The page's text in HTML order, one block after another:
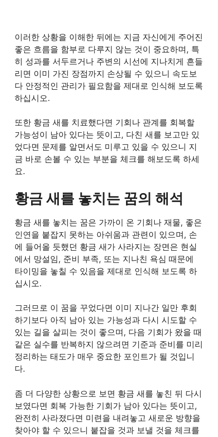
이러한 상황을 이해한 뒤에는 지금 자신에게 주어진
좋은 흐름을 함부로 다루지 않는 것이 중요하며, 특
히 성과를 서두르거나 주변의 시선에 지나치게 흔들
리면 이미 가진 장점까지 손상될 수 있으니 속도보
다 안정적인 관리가 필요함을 제대로 인식해 보도록
하십시오.
또한 황금 새를 치료했다면 기회나 관계를 회복할
가능성이 남아 있다는 뜻이고, 다친 새를 보고만 있
었다면 문제를 알면서도 미루고 있을 수 있으니 지
금 바로 손볼 수 있는 부분을 체크를 해보도록 하세
요.
황금 새를 놓치는 꿈의 해석
황금 새를 놓치는 꿈은 가까이 온 기회나 재물, 좋은
인연을 붙잡지 못하는 아쉬움과 관련이 있으며, 손
에 들어올 듯했던 황금 새가 사라지는 장면은 현실
에서 망설임, 준비 부족, 또는 지나친 욕심 때문에
타이밍을 놓칠 수 있음을 제대로 인식해 보도록 하
십시오.
그러므로 이 꿈을 꾸었다면 이미 지나간 일만 후회
하기보다 아직 남아 있는 가능성과 다시 시도할 수
있는 길을 살피는 것이 좋으며, 다음 기회가 왔을 때
같은 실수를 반복하지 않으려면 기준과 준비를 미리
정리하는 태도가 매우 중요한 포인트가 될 것입니
다.
좀 더 다양한 상황으로 보면 황금 새를 놓친 뒤 다시
보였다면 회복 가능한 기회가 남아 있다는 뜻이고,
완전히 사라졌다면 미련을 내려놓고 새로운 방향을
찾아야 할 수 있으니 붙잡을 것과 보낼 것을 체크를